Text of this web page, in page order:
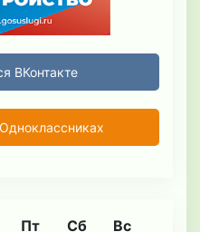
ВКонтакте
Пт Сб Вс